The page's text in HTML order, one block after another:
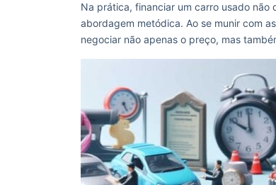
Na prática, financiar um carro usado não
abordagem metódica. Ao se munir com
negociar não apenas o preço, mas